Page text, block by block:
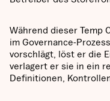
Während dieser Temp
im Governance-
vorschlägt, löst er die
verlagert er sie in ein
Definitionen,